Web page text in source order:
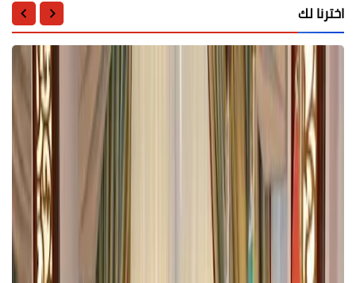
اخترنا لك